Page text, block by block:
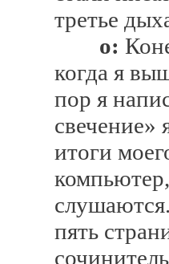
третье
о:
когда я
пор я
итоги
пять